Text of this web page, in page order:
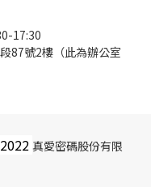
17:30
87號2樓（此為辦公室
2022 真愛密碼股份有限